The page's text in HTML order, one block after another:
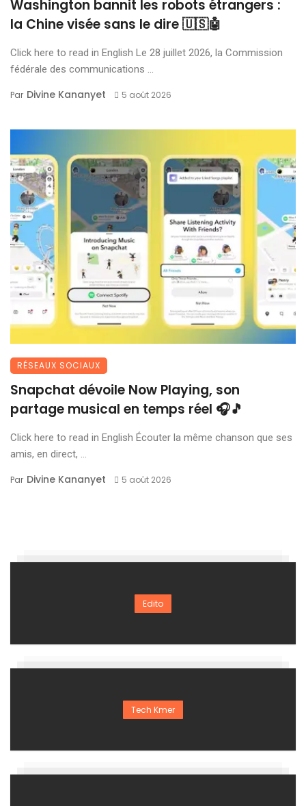
Washington bannit les robots étrangers :
la Chine visée sans le dire 🇺🇸🤖
Click here to read in English Le 28 juillet 2026, la Commission
fédérale des communications ...
Par Divine Kananyet 5 août 2026
RÉSEAUX SOCIAUX
Snapchat dévoile Now Playing, son
partage musical en temps réel 🎧🎵
Click here to read in English Écouter la même chanson que ses
amis, en direct, ...
Par Divine Kananyet 5 août 2026
Edito
Tech Kmer